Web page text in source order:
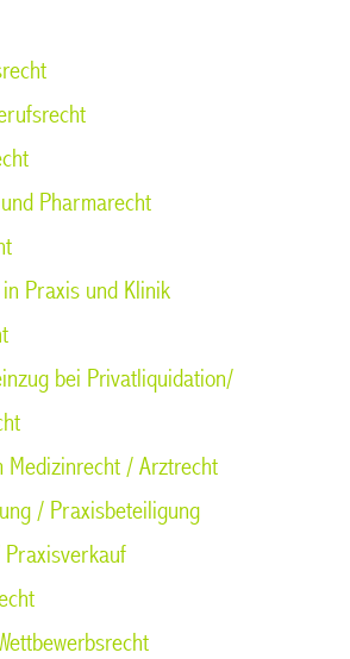
Pharmarecht
Praxis und Klinik
bei Privatliquidation/
Medizinrecht / Arztrecht
/ Praxisbeteiligung